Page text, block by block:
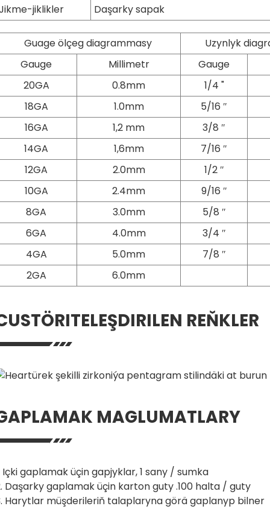
jiklikler
Daşarky sapak
Guage ölçeg diagrammasy
Uzynlyk
Gauge
Millimetr Gauge
20GA
0.8mm
1/4 "
18GA
1.0mm
5/16 ″
16GA
1,2 mm
3/8 ″
14GA
1,6mm
7/16 ″
12GA
2.0mm
1/2 ″
10GA
2.4mm
9/16 ″
8GA
3.0mm
5/8 ″
6GA
4.0mm
3/4 ″
4GA
5.0mm
7/8 ″
2GA
6.0mm
REŇKLER
MAGLUMATLARY
Içki gaplamak üçin gapjyklar, 1 sany / sumka
Daşarky gaplamak üçin karton guty .100 halta / guty
Harytlar müşderileriň talaplaryna görä gaplanyp bilner